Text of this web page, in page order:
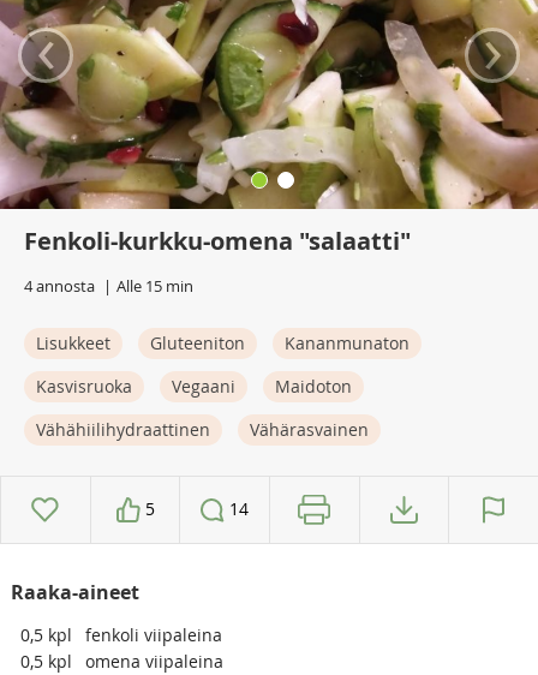
‹ ›
Fenkoli-kurkku-omena "salaatti"
4 annosta Alle 15 min
Lisukkeet Gluteeniton
Kananmunaton
Kasvisruoka
Vegaani
Maidoton
Vähähiilihydraattinen
Vähärasvainen
5 14
Raaka-aineet
0,5 kpl
fenkoli viipaleina
0,5 kpl
omena viipaleina